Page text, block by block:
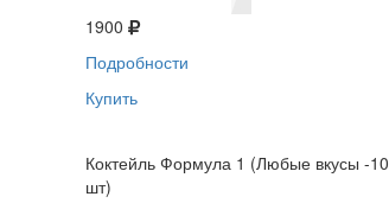
1900
Подробности
Купить
Коктейль Формула 1 (Любые вкусы -10
шт)